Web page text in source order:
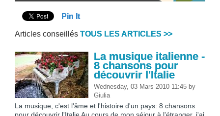
Pin It
Articles conseillés TOUS LES ARTICLES >>
La musique italienne -
8 chansons pour
découvrir l'Italie
Wednesday, 03 Mars 2010 11:45 by
Giulia
La musique, c'est l'âme et l'histoire d'un pays: 8 chansons